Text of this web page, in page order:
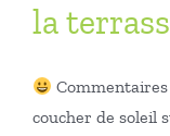
la
coucher de soleil